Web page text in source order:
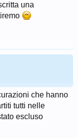
una
che hanno
tutti nelle
escluso